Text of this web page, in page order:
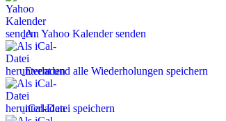
An Yahoo Kalender senden
Event und alle Wiederholungen speichern
iCal-Datei speichern